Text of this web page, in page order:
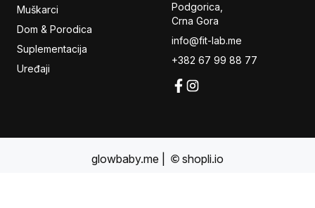
Muškarci
Dom & Porodica
Suplementacija
Uređaji
Podgorica,
Crna Gora
info@fit-lab.me
+382 67 99 88 77
glowbaby.me shopli.io